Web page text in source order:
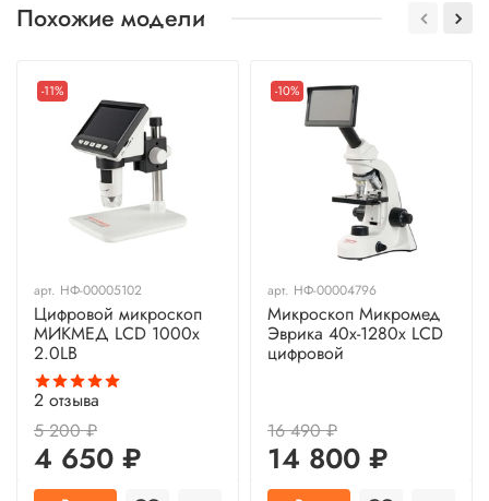
Похожие модели
-11%
арт. НФ-00005102
Цифровой микроскоп
МИКМЕД LCD 1000x
2.0LB
2 отзыва
5 200 ₽
4 650 ₽
-10%
арт. НФ-00004796
Микроскоп Микромед
Эврика 40x-1280x LCD
цифровой
16 490 ₽
14 800 ₽